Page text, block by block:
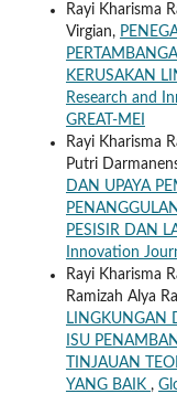
Rayi Kharisma
Virgian,
KERUSAKAN
Research and
GREAT-MEI
Rayi Kharisma
Putri
DAN UPAYA
PESISIR DAN
Innovation
Rayi Kharisma
Ramizah Alya
LINGKUNGAN
ISU
TINJAUAN
YANG BAIK ,